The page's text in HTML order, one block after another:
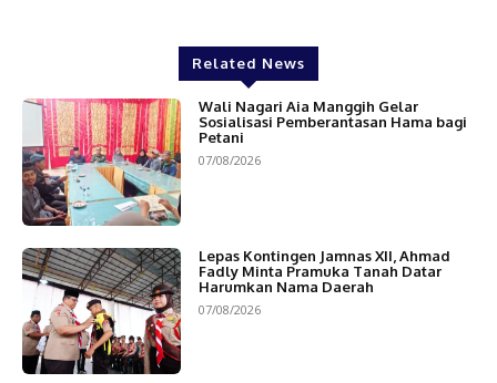
Related News
Wali Nagari Aia Manggih Gelar
Sosialisasi Pemberantasan Hama bagi
Petani
07/08/2026
Lepas Kontingen Jamnas XII, Ahmad
Fadly Minta Pramuka Tanah Datar
Harumkan Nama Daerah
07/08/2026